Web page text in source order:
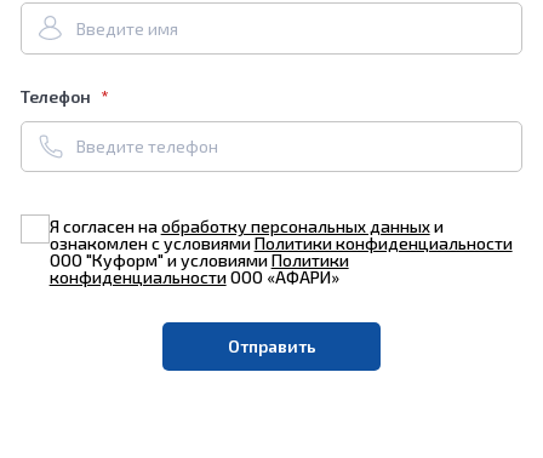
Телефон
Я согласен наобработку персональных данныхи
ознакомлен с условиямиПолитики конфиденциальности
ООО "Куформ" и условиямиПолитики
конфиденциальностиООО «АФАРИ»